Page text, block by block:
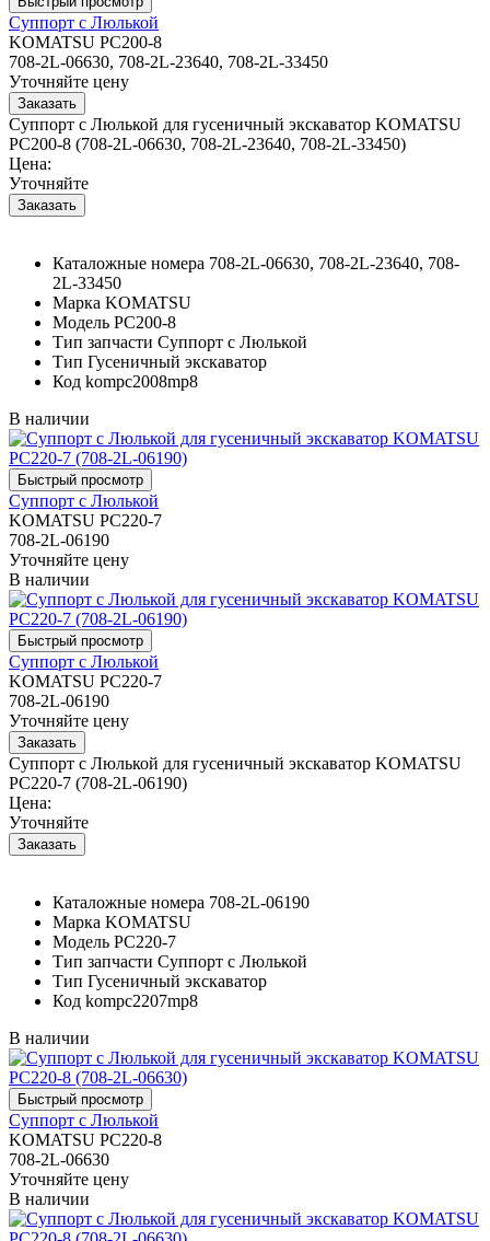
Суппорт с Люлькой
KOMATSU PC200-8
708-2L-06630, 708-2L-23640, 708-2L-33450
Уточняйте цену
Суппорт с Люлькой для гусеничный экскаватор KOMATSU
PC200-8 (708-2L-06630, 708-2L-23640, 708-2L-33450)
Цена:
Уточняйте
Каталожные номера 708-2L-06630, 708-2L-23640, 708-
2L-33450
Марка KOMATSU
Модель PC200-8
Тип запчасти Суппорт с Люлькой
Тип Гусеничный экскаватор
Код kompc2008mp8
В наличии
Суппорт с Люлькой
KOMATSU PC220-7
708-2L-06190
Уточняйте цену
В наличии
Суппорт с Люлькой
KOMATSU PC220-7
708-2L-06190
Уточняйте цену
Суппорт с Люлькой для гусеничный экскаватор KOMATSU
PC220-7 (708-2L-06190)
Цена:
Уточняйте
Каталожные номера 708-2L-06190
Марка KOMATSU
Модель PC220-7
Тип запчасти Суппорт с Люлькой
Тип Гусеничный экскаватор
Код kompc2207mp8
В наличии
Суппорт с Люлькой
KOMATSU PC220-8
708-2L-06630
Уточняйте цену
В наличии